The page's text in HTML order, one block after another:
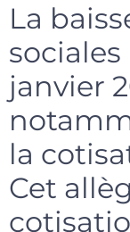
La
janvier
la
Cet